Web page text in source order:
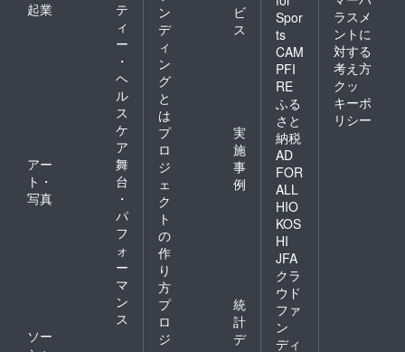
希望』
と記入
い。
・チ
ラシ・
リーフ
レット
の配布
業所な
どに掲
示して
もらう
予定で
す。そ
の他も
掲示で
きそう
ます。
掲載場
所は宮
城大学
様、各
市民セ
ター、
市民活
起業
テ
ィ
ー
・
ヘ
ル
ス
ケ
ア
アー
ト・
写真
舞
台
・
パ
フ
ォ
ー
マ
ン
ス
ソー
ン
デ
ィ
ン
グ
と
は
ビ
ス
プ
ロ
ジ
ェ
ク
ト
の
作
り
方
実
施
事
例
プ
ロ
ジ
統
計
デ
Spor
ts
CAM
PFI
RE
ふる
さと
納税
AD
FOR
ALL
HIO
KOS
HI
JFA
クラ
ウド
ファ
ン
ディ
ラスメ
ントに
対する
考え方
クッ
キーポ
リシー